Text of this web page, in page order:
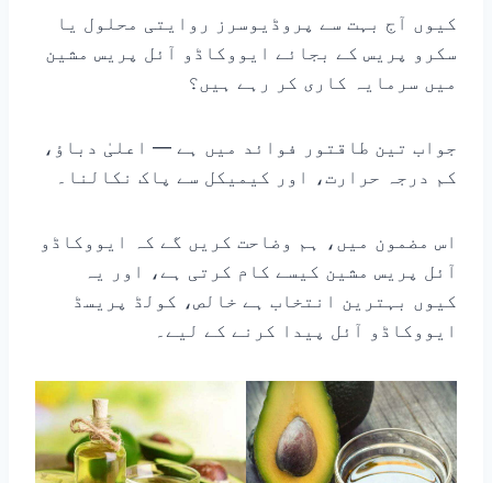
کیوں آج بہت سے پروڈیوسرز روایتی محلول یا
سکرو پریس کے بجائے ایووکاڈو آئل پریس مشین
میں سرمایہ کاری کر رہے ہیں؟
جواب تین طاقتور فوائد میں ہے — اعلیٰ دباؤ،
کم درجہ حرارت، اور کیمیکل سے پاک نکالنا۔
اس مضمون میں، ہم وضاحت کریں گے کہ ایووکاڈو
آئل پریس مشین کیسے کام کرتی ہے، اور یہ
کیوں بہترین انتخاب ہے خالص، کولڈ پریسڈ
ایووکاڈو آئل پیدا کرنے کے لیے۔